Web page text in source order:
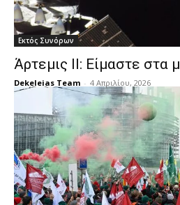
Εκτός Συνόρων
Άρτεμις ΙΙ: Είμαστε στα
Dekeleias Team - 4 Απριλίου, 2026